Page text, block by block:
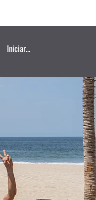
Iniciar sesión